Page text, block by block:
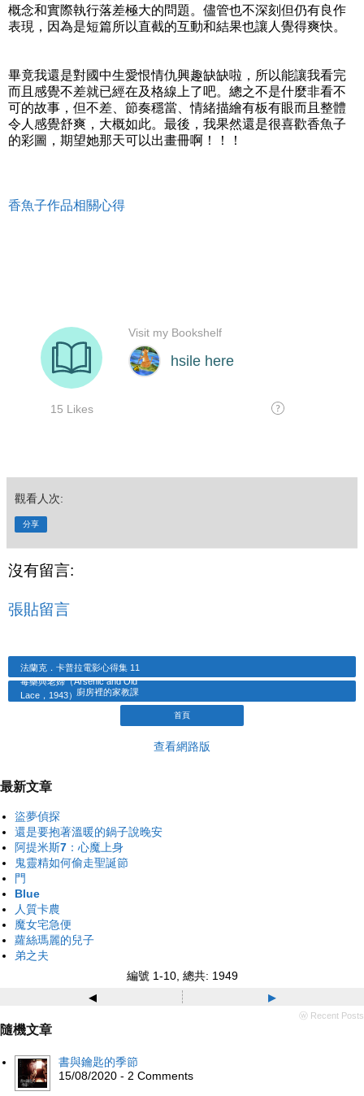
概念和實際執行落差極大的問題。儘管也不深刻但仍有良作
表現，因為是短篇所以直截的互動和結果也讓人覺得爽快。
畢竟我還是對國中生愛恨情仇興趣缺缺啦，所以能讓我看完
而且感覺不差就已經在及格線上了吧。總之不是什麼非看不
可的故事，但不差、節奏穩當、情緒描繪有板有眼而且整體
令人感覺舒爽，大概如此。最後，我果然還是很喜歡香魚子
的彩圖，期望她那天可以出畫冊啊！！！
香魚子作品相關心得
觀看人次:
分享
沒有留言:
張貼留言
法蘭克．卡普拉電影心得集 11
毒藥與老婦（Arsenic and Old
Lace，1943）廚房裡的家教課
首頁
查看網路版
最新文章
盜夢偵探
還是要抱著溫暖的鍋子說晚安
阿提米斯7：心魔上身
鬼靈精如何偷走聖誕節
門
Blue
人質卡農
魔女宅急便
蘿絲瑪麗的兒子
弟之夫
編號 1-10, 總共: 1949
◂ ▸
ⓦ Recent Posts
隨機文章
書與鑰匙的季節
15/08/2020 - 2 Comments